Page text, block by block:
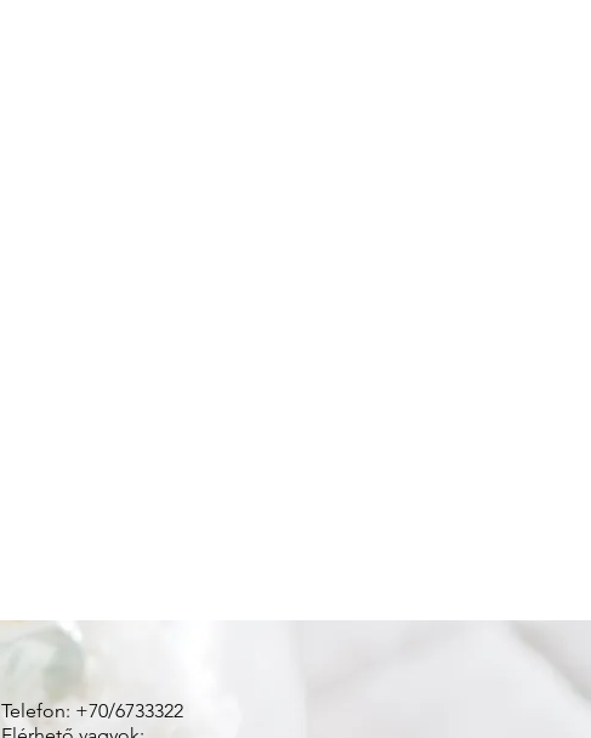
Telefon: +70/6733322